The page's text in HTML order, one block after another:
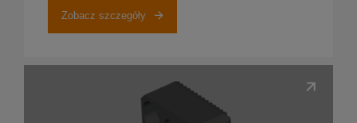
Zobacz szczegóły